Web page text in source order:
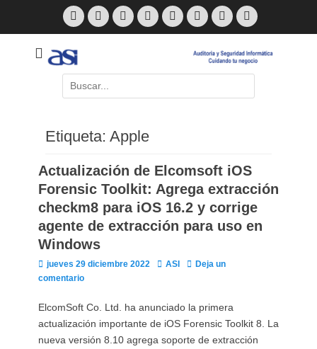
FacebookTwitter Correo
electrónico
Feed LinkedInSkype Web Teléfono
ASI Blog
Cuidando Tu Negocio
Buscar
por:
ASI
Posteado enPorASI
Avast
Posteado enPorASI
Malwarebytes
Posteado enPorASI
TeamViewer
Posteado enPorASI
Lansweeper
Posteado enPorASI
Etiqueta: Apple
Actualización de Elcomsoft iOS
Forensic Toolkit: Agrega extracción
checkm8 para iOS 16.2 y corrige
agente de extracción para uso en
Windows
Publicado
el
jueves 29 diciembre 2022 Autor
ASI
Deja un
comentario
ElcomSoft Co. Ltd. ha anunciado la primera
actualización importante de iOS Forensic Toolkit 8. La
nueva versión 8.10 agrega soporte de extracción